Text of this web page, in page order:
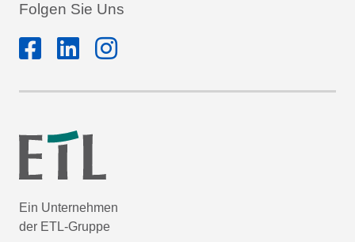
Folgen Sie Uns
Ein Unternehmen
der ETL-Gruppe